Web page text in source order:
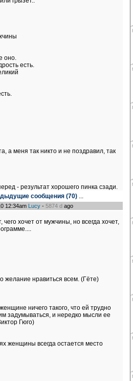
оно.
есть.
а меня так никто и не поздравил, так
- результат хорошего пинка сзади.
сообщения (70) ...
12:34am Lucy - 5874 d ago
хочет от мужчины, но всегда хочет,
нравиться всем. (Гёте)
ничего такого, что ей трудно
задумываться, и нередко мысли ее
Гюго)
женщины всегда остается место